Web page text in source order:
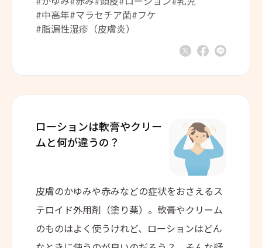
記事では、脂漏性湿疹（皮膚炎）の原因や症
状、対処法についてご紹介します。
#中高年#マラセチア菌#フケ
#脂漏性湿疹（皮膚炎）
ローションは軟膏やクリー
ムと何が違うの？
皮膚のかゆみや赤みなどの症状をおさえるス
テロイド外用剤（塗り薬）。軟膏やクリーム
のものはよく使うけれど、ローションはどん